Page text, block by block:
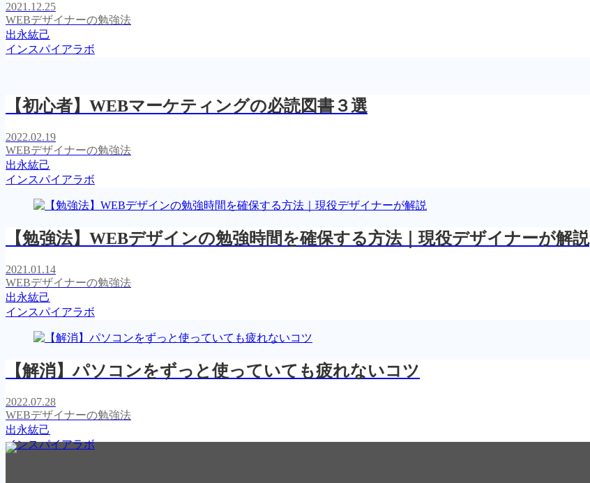
2021.12.25
WEBデザイナーの勉強法
出永紘己
インスパイアラボ
【初心者】WEBマーケティングの必読図書３選
2022.02.19
WEBデザイナーの勉強法
出永紘己
インスパイアラボ
【勉強法】WEBデザインの勉強時間を確保する方法｜現役デザイナーが解説
2021.01.14
WEBデザイナーの勉強法
出永紘己
インスパイアラボ
【解消】パソコンをずっと使っていても疲れないコツ
2022.07.28
WEBデザイナーの勉強法
出永紘己
インスパイアラボ